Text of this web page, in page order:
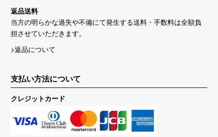
返品送料
当方の明らかな過失や不備にて発生する送料・手数料は全額負
担させていただきます。
>返品について
支払い方法について
クレジットカード